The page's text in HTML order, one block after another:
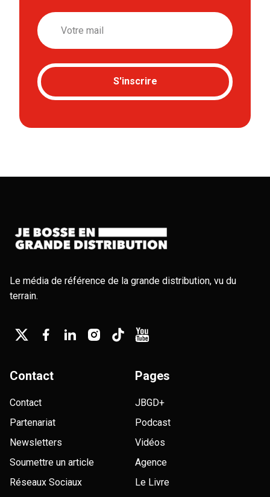
Email
S'inscrire
Le média de référence de la grande distribution, vu du
terrain.
Contact
Contact
Partenariat
Newsletters
Soumettre un article
Réseaux Sociaux
Pages
JBGD+
Podcast
Vidéos
Agence
Le Livre